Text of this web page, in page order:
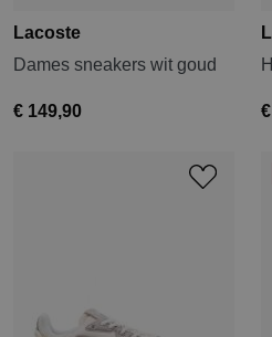
Lacoste
Dames sneakers wit goud
€ 149,90